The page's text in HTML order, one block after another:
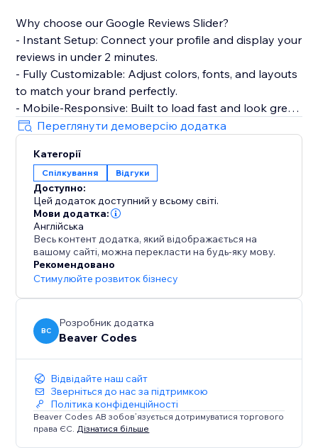
Why choose our Google Reviews Slider?
- Instant Setup: Connect your profile and display your
reviews in under 2 minutes.
- Fully Customizable: Adjust colors, fonts, and layouts
to match your brand perfectly.
- Mobile-Responsive: Built to load fast and look great
on every device.
- Smart Filtering: Choose which reviews to show
based on star ratings.
Perfect for restaurants, salons, clinics, agencies, e-
commerce stores, and any business that wants to
turn customer feedback into a conversion tool.
Live on over 13,000 sites. Start your free 14-day trial
today - no credit card required.
Переглянути демоверсію додатка
Категорії
Спілкування Відгуки
Доступно:
Цей додаток доступний у всьому світі.
Мови додатка:
Англійська
Весь контент додатка, який відображається на
вашому сайті, можна перекласти на будь-яку мову.
Рекомендовано
Стимулюйте розвиток бізнесу
BC
Розробник додатка
Beaver Codes
Відвідайте наш сайт
Зверніться до нас за підтримкою
Політика конфіденційності
Beaver Codes AB зобов’язується дотримуватися торгового
права ЄС. Дізнатися більше